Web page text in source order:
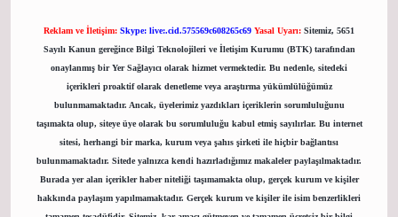
Reklam ve İletişim: Skype: live:.cid.575569c608265c69 Yasal Uyarı: Sitemiz, 5651
Sayılı Kanun gereğince Bilgi Teknolojileri ve İletişim Kurumu (BTK) tarafından
onaylanmış bir Yer Sağlayıcı olarak hizmet vermektedir. Bu nedenle, sitedeki
içerikleri proaktif olarak denetleme veya araştırma yükümlülüğümüz
bulunmamaktadır. Ancak, üyelerimiz yazdıkları içeriklerin sorumluluğunu
taşımakta olup, siteye üye olarak bu sorumluluğu kabul etmiş sayılırlar. Bu internet
sitesi, herhangi bir marka, kurum veya şahıs şirketi ile hiçbir bağlantısı
bulunmamaktadır. Sitede yalnızca kendi hazırladığımız makaleler paylaşılmaktadır.
Burada yer alan içerikler haber niteliği taşımamakta olup, gerçek kurum ve kişiler
hakkında paylaşım yapılmamaktadır. Gerçek kurum ve kişiler ile isim benzerlikleri